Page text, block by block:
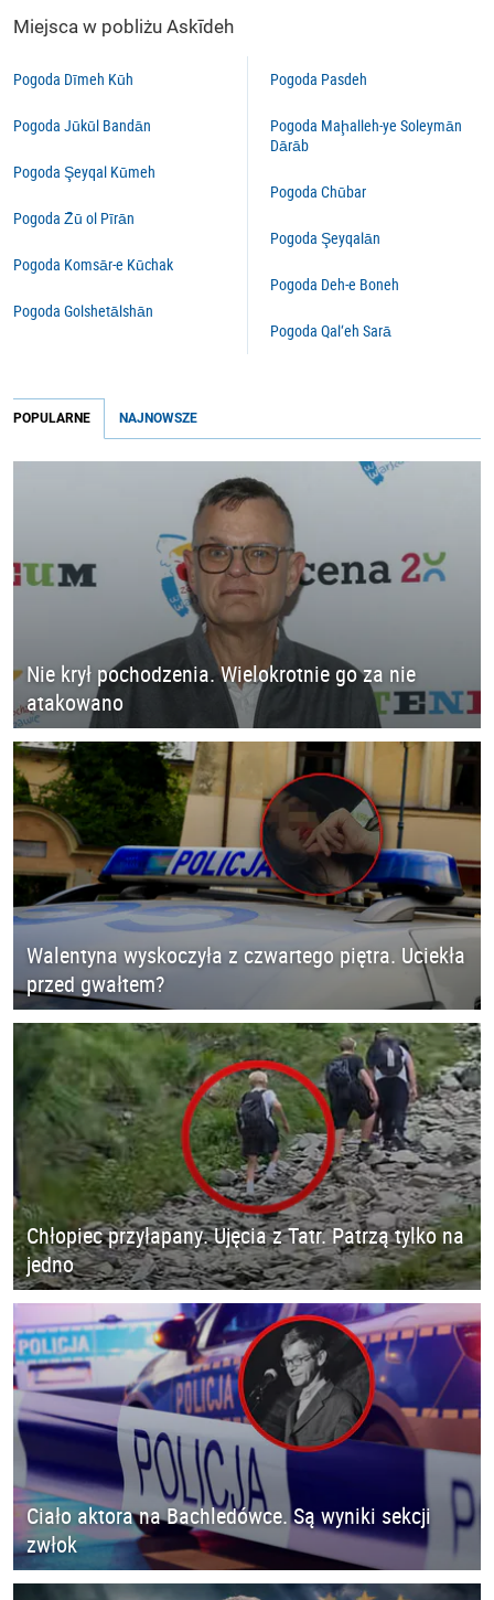
Miejsca w pobliżu Askīdeh
Pogoda Dīmeh Kūh
Pogoda Jūkūl Bandān
Pogoda Şeyqal Kūmeh
Pogoda Z̄ū ol Pīrān
Pogoda Komsār-e Kūchak
Pogoda Golshetālshān
Pogoda Pasdeh
Pogoda Maḩalleh-ye Soleymān
Dārāb
Pogoda Chūbar
Pogoda Şeyqalān
Pogoda Deh-e Boneh
Pogoda Qal‘eh Sarā
POPULARNE NAJNOWSZE
Nie krył pochodzenia. Wielokrotnie go za nie
atakowano
Walentyna wyskoczyła z czwartego piętra. Uciekła
przed gwałtem?
Chłopiec przyłapany. Ujęcia z Tatr. Patrzą tylko na
jedno
Ciało aktora na Bachledówce. Są wyniki sekcji
zwłok